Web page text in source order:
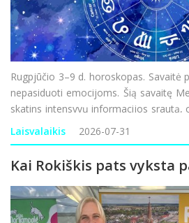
Rugpjūčio 3–9 d. horoskopas. Savaitė
nepasiduoti emocijoms. Šią savaitę
skatins intensyvų informacijos srautą,
gali būti skiriama vidaus politikai,
gyventojų lūkesčiams. Silp
Laisvalaikis 2026-07-31
Kai Rokiškis pats vyksta